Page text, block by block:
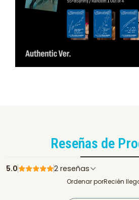
Reseñas de
5.0 2 reseñas
Ordenar porRecién